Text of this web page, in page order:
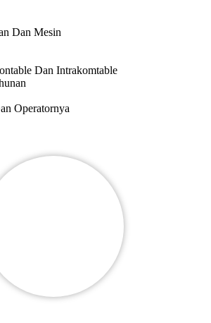
Dan Mesin
Dan Intrakomtable
Operatornya